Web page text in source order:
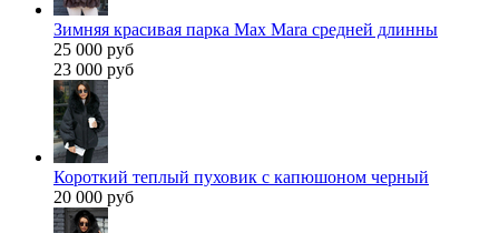
Зимняя красивая парка Max Mara средней длинны
25 000 руб
23 000 руб
Короткий теплый пуховик с капюшоном черный
20 000 руб